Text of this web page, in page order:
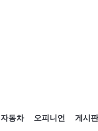
자동차 오피니언 게시판